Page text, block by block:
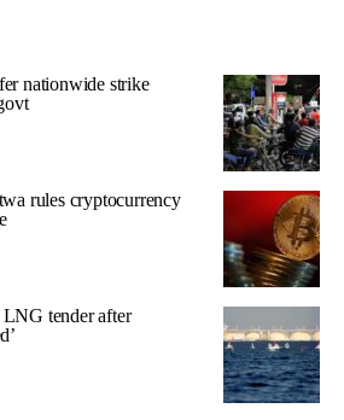
nationwide strike
rules cryptocurrency
LNG tender after